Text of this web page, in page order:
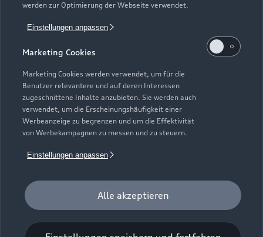
werden zur Optimierung der Webseite verwendet.
Einstellungen anpassen
Marketing Cookies
Marketing Cookies werden verwendet, um für die
Benutzer relevantere und auf deren Interessen
zugeschnittene Inhalte anzubieten. Sie werden auch
verwendet, um die Erscheinungshäufigkeit einer
Werbeanzeige zu begrenzen und um die Effektivität
von Werbekampagnen zu messen und zu steuern.
Einstellungen anpassen
Alle akzeptieren
externe Mietwagengesellschaften wie bspw. EURO-Leasing
unter https://www.audi.de/junge-gebrauchtwagen.
Audi Anschlussgarantie bereits enthalten in Audi
Werksdienstwagen und Audi Mietfahrzeugen gemäß
Bedingungen der AUDI AG, Ingolstadt.
Versicherungsleistungen werden durch den Audi
VersicherungsService, Zweigniederlassung der Volkswagen
Versicherungsdienst GmbH, Gifhorner Str. 57, 38112
Braunschweig, vermittelt und von der Volkswagen
als Risikoträger erbracht. Gültig für Privatkunden und
gewerbliche Einzelabnehmer, die einen Pkw (ohne Vermietung)
zulassen. In Kombination mit Leasing nur für Privatkunden
erhältlich. Maßgeblich sind die Versicherungsbedingungen und